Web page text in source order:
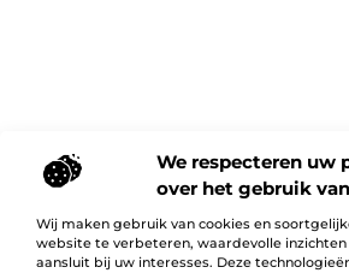
We respecteren uw
over het gebruik
Wij maken gebruik van cookies en
website te verbeteren, waardevolle
aansluit bij uw interesses. Deze